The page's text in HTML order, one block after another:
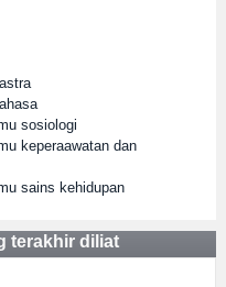
sosiologi
keperaawatan dan
sains kehidupan
terakhir diliat